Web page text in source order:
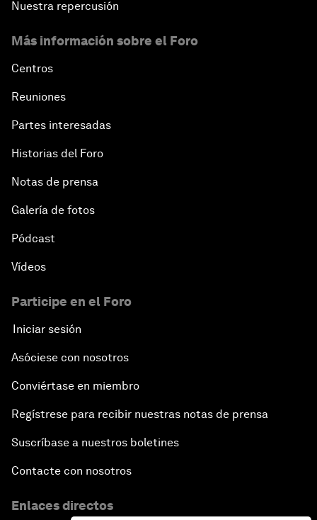
Nuestra repercusión
Más información sobre el Foro
Centros
Reuniones
Partes interesadas
Historias del Foro
Notas de prensa
Galería de fotos
Pódcast
Vídeos
Participe en el Foro
Iniciar sesión
Asóciese con nosotros
Conviértase en miembro
Regístrese para recibir nuestras notas de prensa
Suscríbase a nuestros boletines
Contacte con nosotros
Enlaces directos